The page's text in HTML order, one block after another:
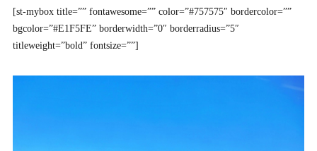
[st-mybox title=”” fontawesome=”” color=”#757575″ bordercolor=””
bgcolor=”#E1F5FE” borderwidth=”0″ borderradius=”5″
titleweight=”bold” fontsize=””]